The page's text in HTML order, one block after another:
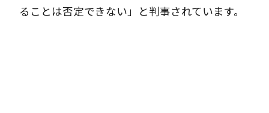
ることは否定できない」と判事されています。